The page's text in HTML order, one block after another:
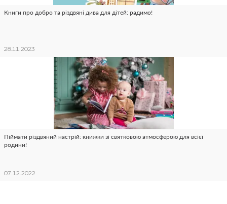
Книги про добро та різдвяні дива для дітей: радимо!
28.11.2023
Піймати різдвяний настрій: книжки зі святковою атмосферою для всієї
родини!
07.12.2022